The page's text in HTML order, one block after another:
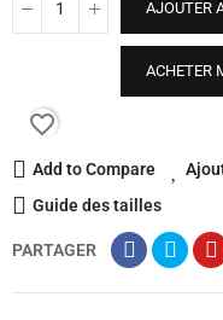
AJOUTER
ACHETER
favorite_border
Add to Compare
Guide des tailles
PARTAGER